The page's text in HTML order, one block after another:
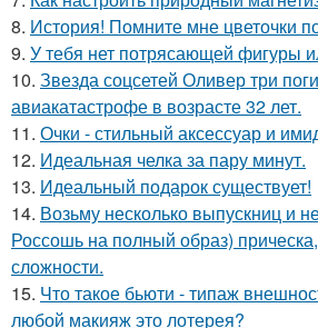
8. История! Помните мне цветочки
9. У тебя нет потрясающей фигуры
10. Звезда соцсетей Оливер три
авиакатастрофе в возрасте 32 лет.
11. Очки - стильный аксессуар и
12. Идеальная челка за пару минут.
13. Идеальный подарок существует!
14. Возьму несколько выпускниц и
Россошь на полный образ)
сложности.
15. Что такое бьюти - типаж
любой макияж это лотерея?